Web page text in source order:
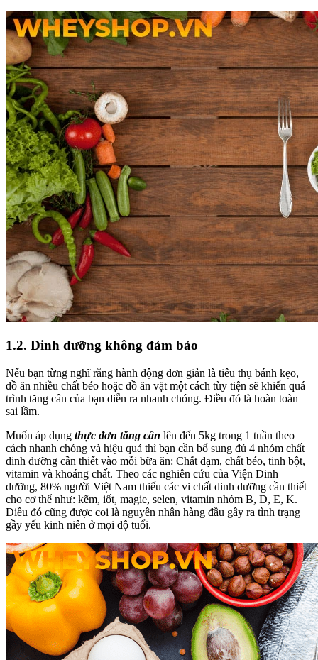
1.2. Dinh dưỡng không đảm bảo
Nếu bạn từng nghĩ rằng hành động đơn giản là tiêu thụ bánh kẹo,
đồ ăn nhiều chất béo hoặc đồ ăn vặt một cách tùy tiện sẽ khiến quá
trình tăng cân của bạn diễn ra nhanh chóng. Điều đó là hoàn toàn
sai lầm.
Muốn áp dụng thực đơn tăng cân lên đến 5kg trong 1 tuần theo
cách nhanh chóng và hiệu quả thì bạn cần bổ sung đủ 4 nhóm chất
dinh dưỡng cần thiết vào mỗi bữa ăn: Chất đạm, chất béo, tinh bột,
vitamin và khoáng chất. Theo các nghiên cứu của Viện Dinh
dưỡng, 80% người Việt Nam thiếu các vi chất dinh dưỡng cần thiết
cho cơ thể như: kẽm, iốt, magie, selen, vitamin nhóm B, D, E, K.
Điều đó cũng được coi là nguyên nhân hàng đầu gây ra tình trạng
gầy yếu kinh niên ở mọi độ tuổi.